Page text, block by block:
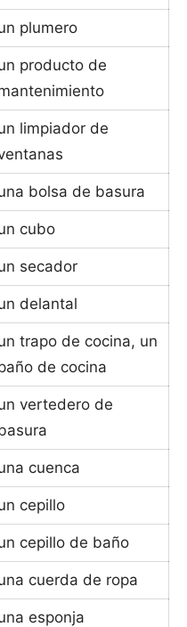
plumero
producto de
limpiador de
bolsa de basura
cubo
secador
delantal
trapo de cocina, un
de cocina
vertedero de
cuenca
cepillo
cepillo de baño
cuerda de ropa
esponja